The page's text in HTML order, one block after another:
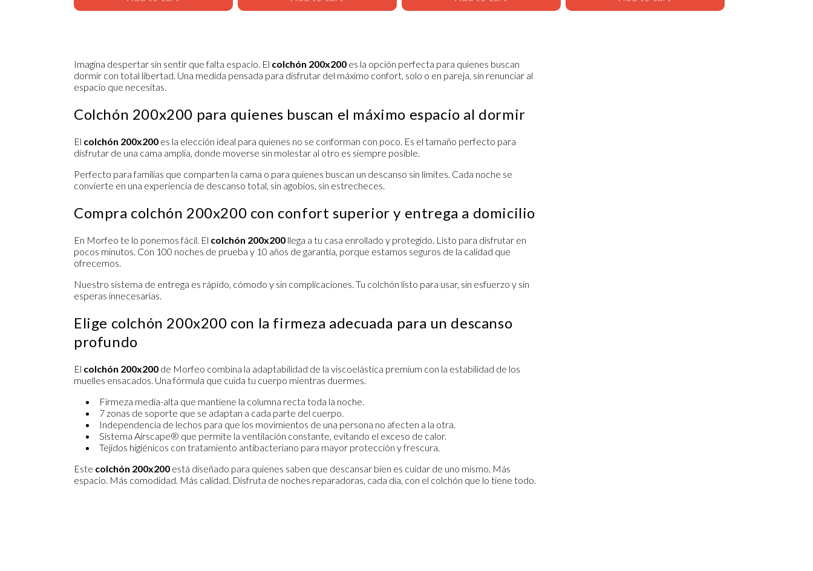
Imagina despertar sin sentir que falta espacio. El colchón 200x200 es la opción perfecta para quienes buscan
dormir con total libertad. Una medida pensada para disfrutar del máximo confort, solo o en pareja, sin renunciar al
espacio que necesitas.
Colchón 200x200 para quienes buscan el máximo espacio al dormir
El colchón 200x200 es la elección ideal para quienes no se conforman con poco. Es el tamaño perfecto para
disfrutar de una cama amplia, donde moverse sin molestar al otro es siempre posible.
Perfecto para familias que comparten la cama o para quienes buscan un descanso sin límites. Cada noche se
convierte en una experiencia de descanso total, sin agobios, sin estrecheces.
Compra colchón 200x200 con confort superior y entrega a domicilio
En Morfeo te lo ponemos fácil. El colchón 200x200 llega a tu casa enrollado y protegido. Listo para disfrutar en
pocos minutos. Con 100 noches de prueba y 10 años de garantía, porque estamos seguros de la calidad que
ofrecemos.
Nuestro sistema de entrega es rápido, cómodo y sin complicaciones. Tu colchón listo para usar, sin esfuerzo y sin
esperas innecesarias.
Elige colchón 200x200 con la firmeza adecuada para un descanso
profundo
El colchón 200x200 de Morfeo combina la adaptabilidad de la viscoelástica premium con la estabilidad de los
muelles ensacados. Una fórmula que cuida tu cuerpo mientras duermes.
Firmeza media-alta que mantiene la columna recta toda la noche.
7 zonas de soporte que se adaptan a cada parte del cuerpo.
Independencia de lechos para que los movimientos de una persona no afecten a la otra.
Sistema Airscape® que permite la ventilación constante, evitando el exceso de calor.
Tejidos higiénicos con tratamiento antibacteriano para mayor protección y frescura.
Este colchón 200x200 está diseñado para quienes saben que descansar bien es cuidar de uno mismo. Más
espacio. Más comodidad. Más calidad. Disfruta de noches reparadoras, cada día, con el colchón que lo tiene todo.